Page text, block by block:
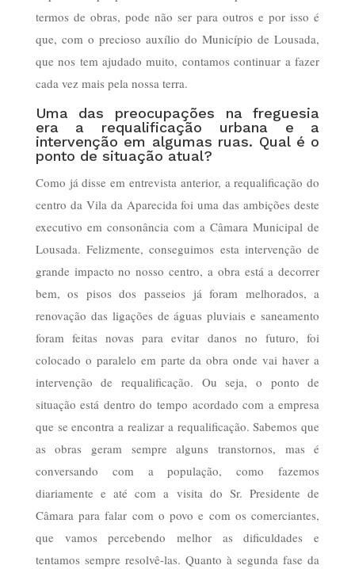
termos de obras, pode não ser para outros e por isso é
que, com o precioso auxílio do Município de Lousada,
que nos tem ajudado muito, contamos continuar a fazer
cada vez mais pela nossa terra.
Uma das preocupações na freguesia
era a requalificação urbana e a
intervenção em algumas ruas. Qual é o
ponto de situação atual?
Como já disse em entrevista anterior, a requalificação do
centro da Vila da Aparecida foi uma das ambições deste
executivo em consonância com a Câmara Municipal de
Lousada. Felizmente, conseguimos esta intervenção de
grande impacto no nosso centro, a obra está a decorrer
bem, os pisos dos passeios já foram melhorados, a
renovação das ligações de águas pluviais e saneamento
foram feitas novas para evitar danos no futuro, foi
colocado o paralelo em parte da obra onde vai haver a
intervenção de requalificação. Ou seja, o ponto de
situação está dentro do tempo acordado com a empresa
que se encontra a realizar a requalificação. Sabemos que
as obras geram sempre alguns transtornos, mas é
conversando com a população, como fazemos
diariamente e até com a visita do Sr. Presidente de
Câmara para falar com o povo e com os comerciantes,
que vamos percebendo melhor as dificuldades e
tentamos sempre resolvê-las. Quanto à segunda fase da